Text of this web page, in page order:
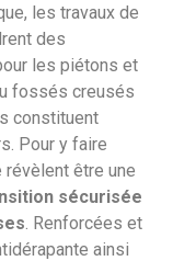
les travaux de
des
les piétons et
fossés creusés
constituent
Pour y faire
être une
sécurisée
. Renforcées et
ainsi